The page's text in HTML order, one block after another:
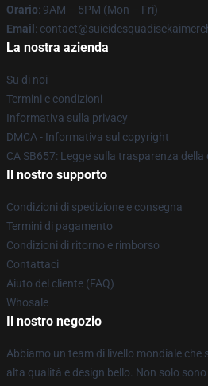
Orario: 9AM – 5PM (Mon – Fri)
Email :
La nostra azienda
Su di noi
Termini e condizioni
Informativa sulla privacy
DMCA - Informativa sul copyright
CA SB657: Legge sulla trasparenza
Il nostro supporto
Condizioni di spedizione e consegna
Termini di pagamento
Condizioni di ritorno e rimborso
Contattaci
Aiuto del cliente (FAQ)
Whosale
Il nostro negozio
Abbiamo un team di livello mondiale
alta qualità e design bello. Non solo